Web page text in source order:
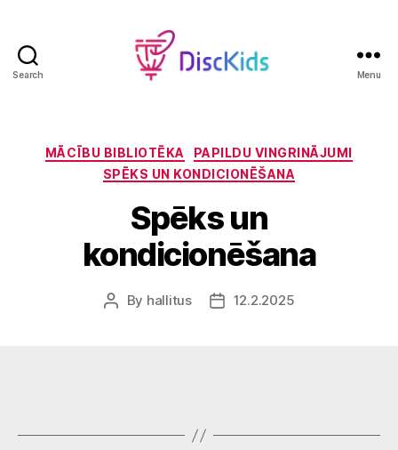
Search Menu
Categories
MĀCĪBU BIBLIOTĒKA
PAPILDU VINGRINĀJUMI
SPĒKS UN KONDICIONĒŠANA
Spēks un
kondicionēšana
Post
By hallitus
Post12.2.2025